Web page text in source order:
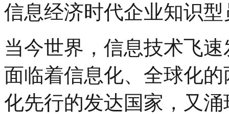
信息经济时代企业知识
当今世界，信息技术飞
面临着信息化、全球化
化先行的发达国家，又